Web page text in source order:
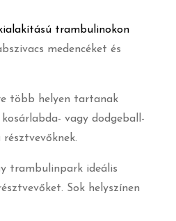
trambulinokon
medencéket és
több helyen tartanak
vagy dodgeball-
trambulinpark ideális
Sok helyszínen